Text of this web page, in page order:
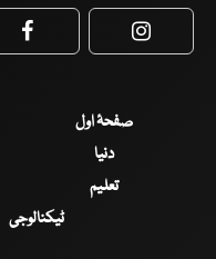
Facebook
صفحۂ اول
دنیا
تعلیم
ٹیکنالوجی